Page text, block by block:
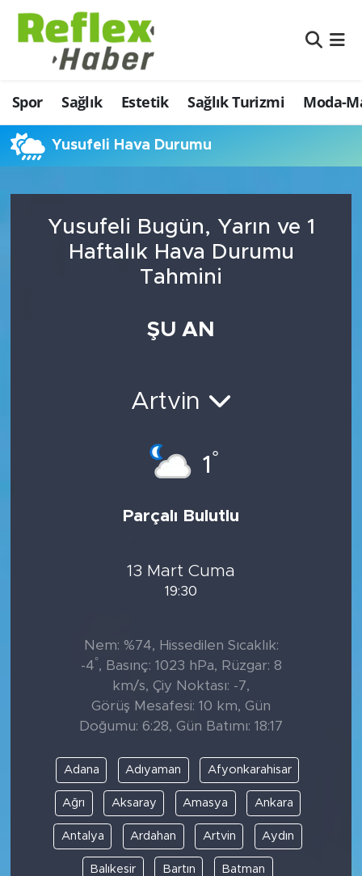
Spor Sağlık Estetik Sağlık Turizmi Moda-
Yusufeli Hava Durumu
Yusufeli Bugün, Yarın ve 1
Haftalık Hava Durumu
Tahmini
ŞU AN
Artvin
1 °
Parçalı Bulutlu
13 Mart Cuma
19:30
Nem: %74, Hissedilen Sıcaklık:
-4°, Basınç: 1023 hPa, Rüzgar: 8
km/s, Çiy Noktası: -7,
Görüş Mesafesi: 10 km, Gün
Doğumu: 6:28, Gün Batımı: 18:17
Adana Adıyaman Afyonkarahisar
Ağrı Aksaray Amasya Ankara
Antalya Ardahan Artvin Aydın
Balıkesir Bartın Batman
Eğitim
Estetik
Firmalardan
İş ve Ekonomi
Moda-Magazin-Eğlence
Nöbetçi Eczaneler
Hava Durumu
Namaz Vakitleri
Şampiyonlar Ligi Puan Durumu ve Fikstür
Tüm Manşetler